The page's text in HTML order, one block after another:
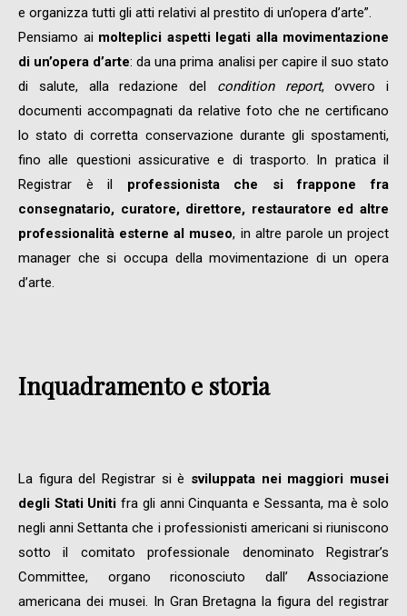
e organizza tutti gli atti relativi al prestito di un’opera d’arte”.
Pensiamo ai molteplici aspetti legati alla movimentazione
di un’opera d’arte: da una prima analisi per capire il suo stato
di salute, alla redazione del condition report, ovvero i
documenti accompagnati da relative foto che ne certificano
lo stato di corretta conservazione durante gli spostamenti,
fino alle questioni assicurative e di trasporto. In pratica il
Registrar è il professionista che si frappone fra
consegnatario, curatore, direttore, restauratore ed altre
professionalità esterne al museo, in altre parole un project
manager che si occupa della movimentazione di un opera
d’arte.
Inquadramento e storia
La figura del Registrar si è sviluppata nei maggiori musei
degli Stati Uniti fra gli anni Cinquanta e Sessanta, ma è solo
negli anni Settanta che i professionisti americani si riuniscono
sotto il comitato professionale denominato Registrar’s
Committee, organo riconosciuto dall’ Associazione
americana dei musei. In Gran Bretagna la figura del registrar